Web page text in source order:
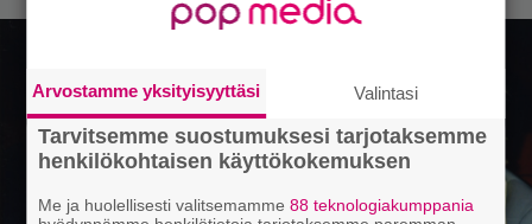
Arvostamme yksityisyyttäsi Valintasi
Tarvitsemme suostumuksesi tarjotaksemme
henkilökohtaisen käyttökokemuksen
Me ja huolellisesti valitsemamme88 teknologiakumppania